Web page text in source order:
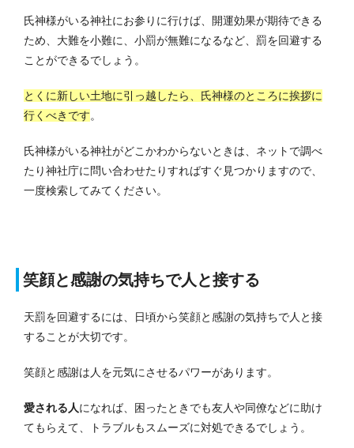
氏神様がいる神社にお参りに行けば、開運効果が期待できる
ため、大難を小難に、小罰が無難になるなど、罰を回避する
ことができるでしょう。
とくに新しい土地に引っ越したら、氏神様のところに挨拶に
行くべきです。
氏神様がいる神社がどこかわからないときは、ネットで調べ
たり神社庁に問い合わせたりすればすぐ見つかりますので、
一度検索してみてください。
笑顔と感謝の気持ちで人と接する
天罰を回避するには、日頃から笑顔と感謝の気持ちで人と接
することが大切です。
笑顔と感謝は人を元気にさせるパワーがあります。
愛される人になれば、困ったときでも友人や同僚などに助け
てもらえて、トラブルもスムーズに対処できるでしょう。